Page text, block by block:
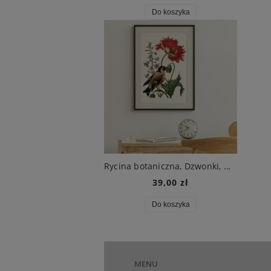
Do koszyka
Rycina botaniczna, Dzwonki, maki i ptak, 1680 r. , M.S. Merian
39,00 zł
Do koszyka
MENU